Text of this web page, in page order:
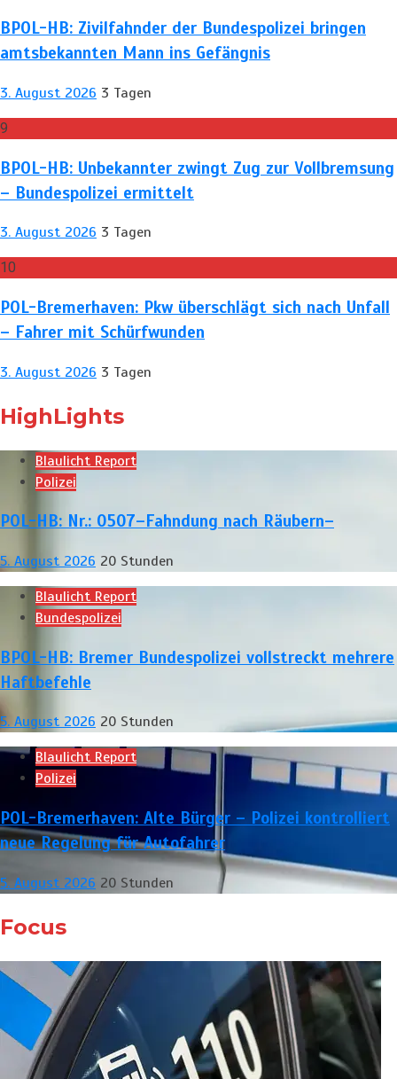
BPOL-HB: Zivilfahnder der Bundespolizei bringen
amtsbekannten Mann ins Gefängnis
3. August 2026 3 Tagen
9
BPOL-HB: Unbekannter zwingt Zug zur Vollbremsung
– Bundespolizei ermittelt
3. August 2026 3 Tagen
10
POL-Bremerhaven: Pkw überschlägt sich nach Unfall
– Fahrer mit Schürfwunden
3. August 2026 3 Tagen
HighLights
Blaulicht Report
Polizei
POL-HB: Nr.: 0507–Fahndung nach Räubern–
5. August 2026 20 Stunden
Blaulicht Report
Bundespolizei
BPOL-HB: Bremer Bundespolizei vollstreckt mehrere
Haftbefehle
5. August 2026 20 Stunden
Blaulicht Report
Polizei
POL-Bremerhaven: Alte Bürger – Polizei kontrolliert
neue Regelung für Autofahrer
5. August 2026 20 Stunden
Focus